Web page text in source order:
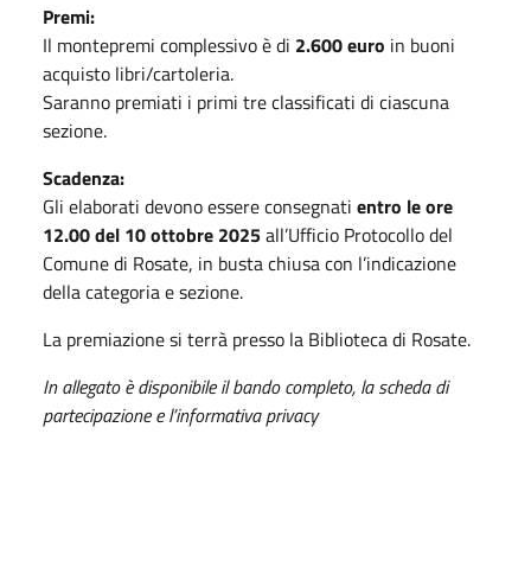
Premi:
Il montepremi complessivo è di 2.600 euro in buoni
acquisto libri/cartoleria.
Saranno premiati i primi tre classificati di ciascuna
sezione.
Scadenza:
Gli elaborati devono essere consegnati entro le ore
12.00 del 10 ottobre 2025all’Ufficio Protocollo del
Comune di Rosate, in busta chiusa con l’indicazione
della categoria e sezione.
La premiazione si terrà presso la Biblioteca di Rosate.
In allegato è disponibile il bando completo, la scheda di
partecipazione e l’informativa privacy